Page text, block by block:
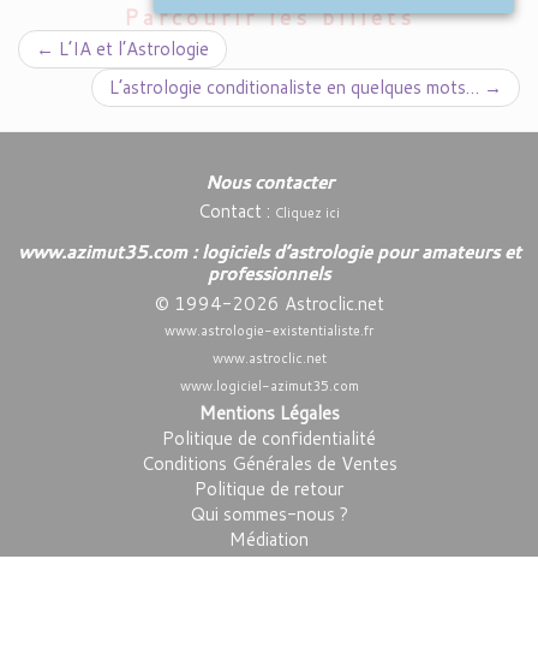
Parcourir les billets
← L’IA et l’Astrologie
L’astrologie conditionaliste en quelques mots… →
Nous contacter
Contact : Cliquez ici
www.azimut35.com : logiciels d’astrologie pour amateurs et
professionnels
© 1994-2026 Astroclic.net
www.astrologie-existentialiste.fr
www.astroclic.net
www.logiciel-azimut35.com
Mentions Légales
Politique de confidentialité
Conditions Générales de Ventes
Politique de retour
Qui sommes-nous ?
Médiation